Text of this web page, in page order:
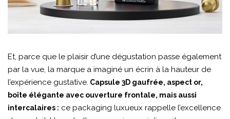
Et, parce que le plaisir d’une dégustation passe également
par la vue, la marque a imaginé un écrin à la hauteur de
l’expérience gustative. Capsule 3D gaufrée, aspect or,
boîte élégante avec ouverture frontale, mais aussi
intercalaires : ce packaging luxueux rappelle l’excellence